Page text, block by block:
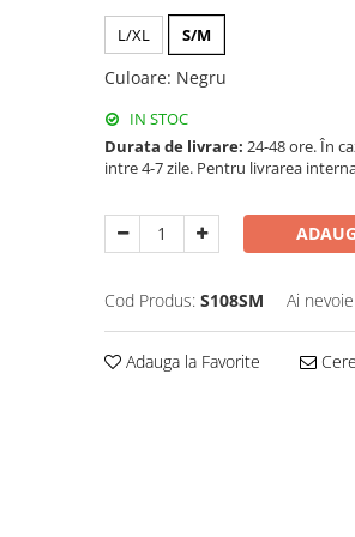
L/XL S/M
Culoare: Negru
IN STOC
Durata de livrare: 24-48 ore. În
intre 4-7 zile. Pentru livrarea
Cod Produs: S108SM Ai
Adauga la Favorite